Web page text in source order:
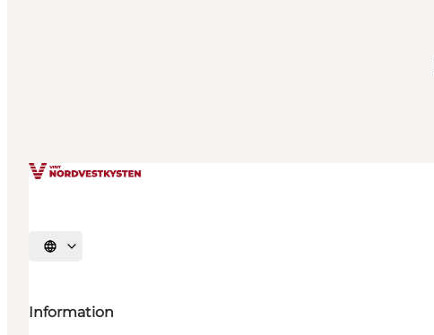
Vælg sprog
Information